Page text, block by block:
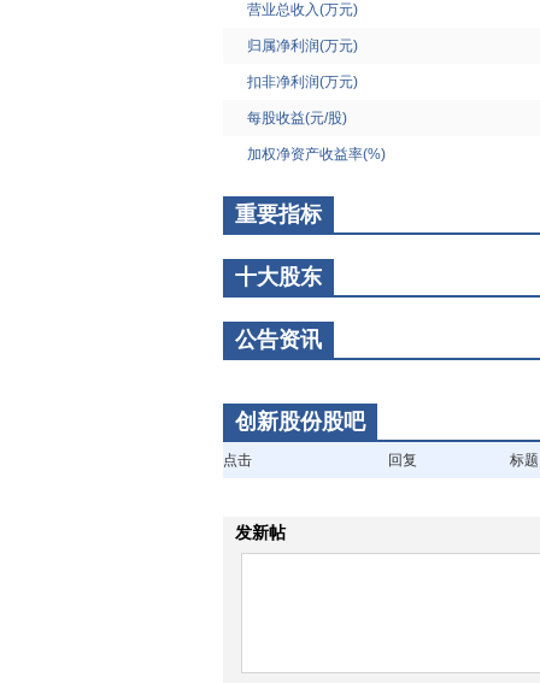
营业总收入(万元)
归属净利润(万元)
扣非净利润(万元)
每股收益(元/股)
加权净资产收益率(%)
重要指标
十大股东
公告资讯
创新股份股吧
点击 回复 标题